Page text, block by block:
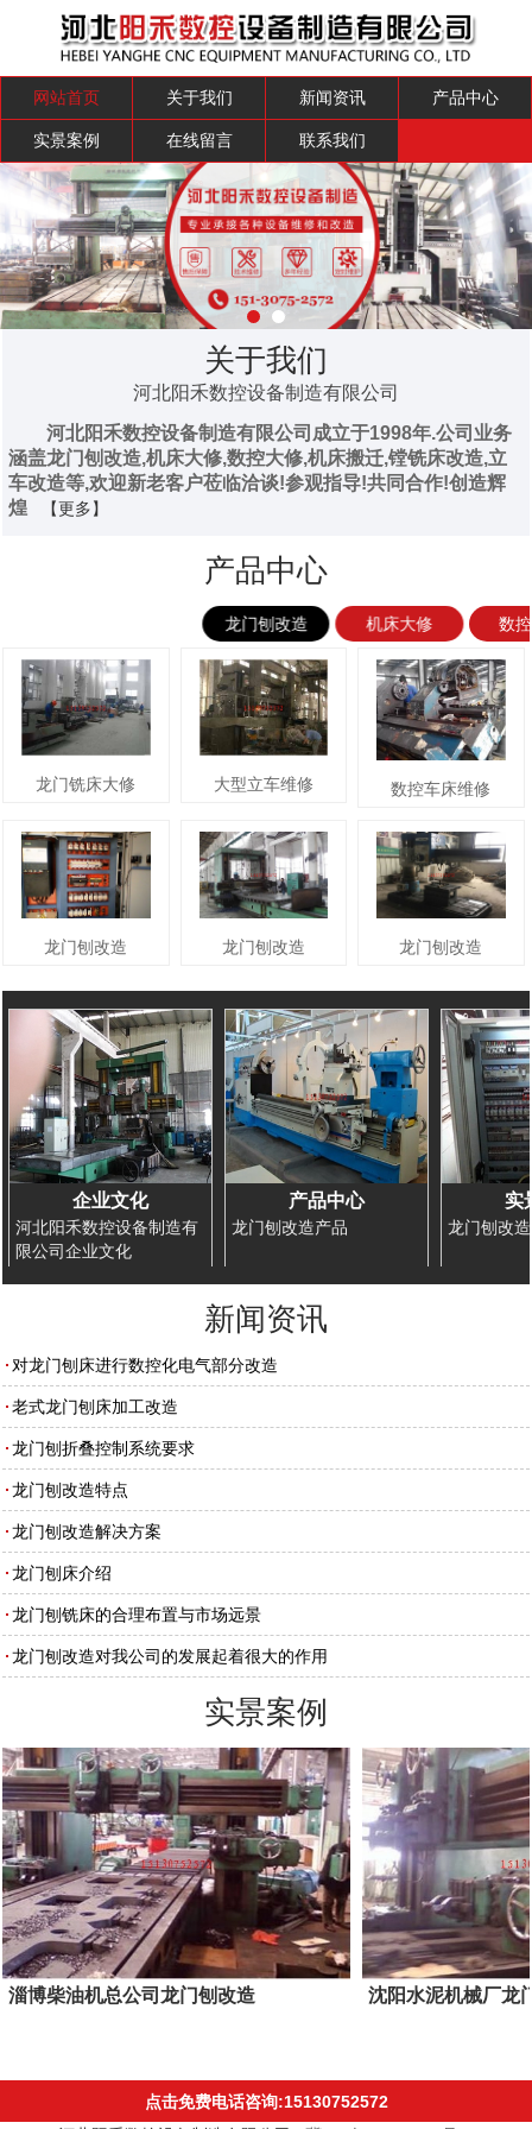
网站首页 关于我们 新闻资讯 产品中心
实景案例 在线留言 联系我们
关于我们
河北阳禾数控设备制造有限公司
河北阳禾数控设备制造有限公司成立于1998年.公司业务
涵盖龙门刨改造,机床大修,数控大修,机床搬迁,镗铣床改造,立
车改造等,欢迎新老客户莅临洽谈!参观指导!共同合作!创造辉
煌
【更多】
产品中心
龙门刨改造 机床大修 数
龙门铣床大修 大型立车维修 数控车床维修
龙门刨改造 龙门刨改造 龙门刨改造
企业文化
河北阳禾数控设备制造有
限公司企业文化
产品中心
龙门刨改造产品
实
龙门刨改
新闻资讯
对龙门刨床进行数控化电气部分改造
老式龙门刨床加工改造
龙门刨折叠控制系统要求
龙门刨改造特点
龙门刨改造解决方案
龙门刨床介绍
龙门刨铣床的合理布置与市场远景
龙门刨改造对我公司的发展起着很大的作用
实景案例
淄博柴油机总公司龙门刨改造 沈阳水泥机械厂龙
点击免费电话咨询:15130752572